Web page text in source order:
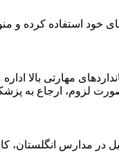
خود استفاده کرده و
مهارتی بالا
لزوم، ارجاع به
مدارس انگلستان،